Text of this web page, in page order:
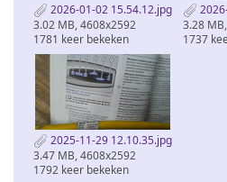
2026-01-02 15.54.12.jpg
3.02 MB, 4608x2592
1781 keer bekeken
3.28
1737
2025-11-29 12.10.35.jpg
3.47 MB, 4608x2592
1792 keer bekeken